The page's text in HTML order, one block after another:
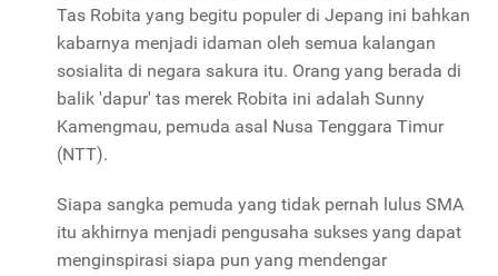
Tas Robita yang begitu populer di Jepang ini bahkan
kabarnya menjadi idaman oleh semua kalangan
sosialita di negara sakura itu. Orang yang berada di
balik 'dapur' tas merek Robita ini adalah Sunny
Kamengmau, pemuda asal Nusa Tenggara Timur
(NTT).
Siapa sangka pemuda yang tidak pernah lulus SMA
itu akhirnya menjadi pengusaha sukses yang dapat
menginspirasi siapa pun yang mendengar